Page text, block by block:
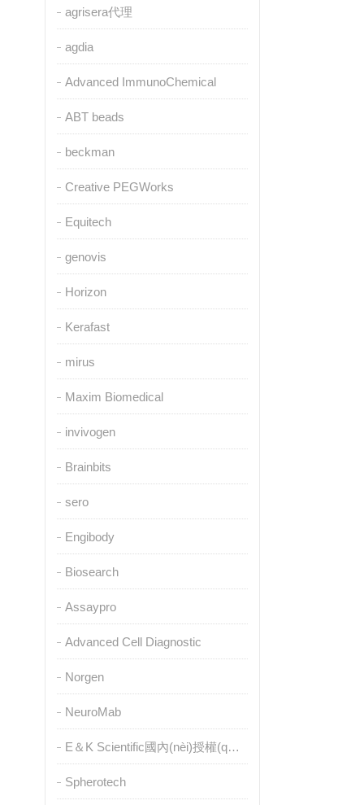
agrisera代理
agdia
Advanced ImmunoChemical
ABT beads
beckman
Creative PEGWorks
Equitech
genovis
Horizon
Kerafast
mirus
Maxim Biomedical
invivogen
Brainbits
sero
Engibody
Biosearch
Assaypro
Advanced Cell Diagnostic
Norgen
NeuroMab
E＆K Scientific國內(nèi)授權(quán)代理
Spherotech